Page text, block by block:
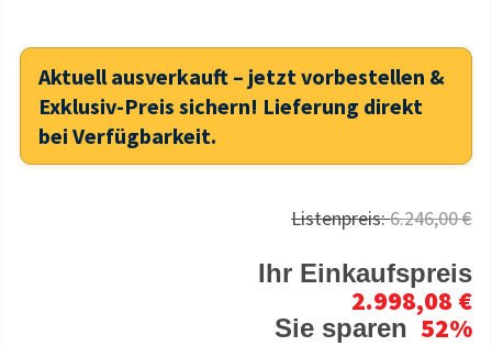
Aktuell ausverkauft – jetzt vorbestellen &
Exklusiv-Preis sichern! Lieferung direkt
bei Verfügbarkeit.
Listenpreis:6.246,00 €
Ihr Einkaufspreis
2.998,08 €
Sie sparen 52%